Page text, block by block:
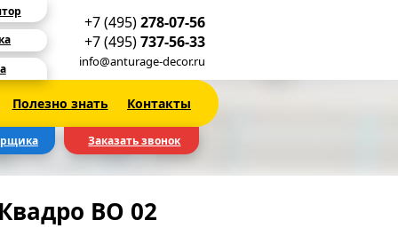
+7 (495)278-07-56
+7 (495)737-56-33
info@anturage-decor.ru
Полезно знать Контакты
Заказать звонок
BO 02